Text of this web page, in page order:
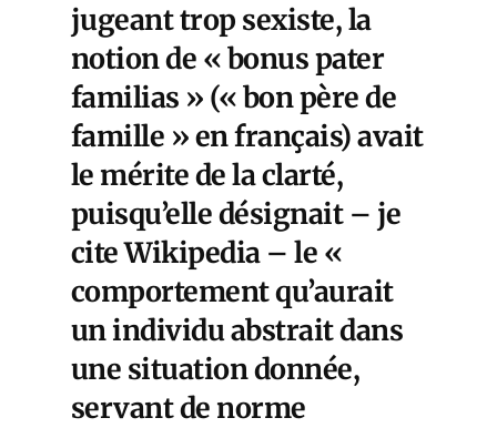
jugeant trop sexiste, la
notion de « bonus pater
familias » (« bon père de
famille » en français) avait
le mérite de la clarté,
puisqu’elle désignait – je
cite Wikipedia – le «
comportement qu’aurait
un individu abstrait dans
une situation donnée,
servant de norme